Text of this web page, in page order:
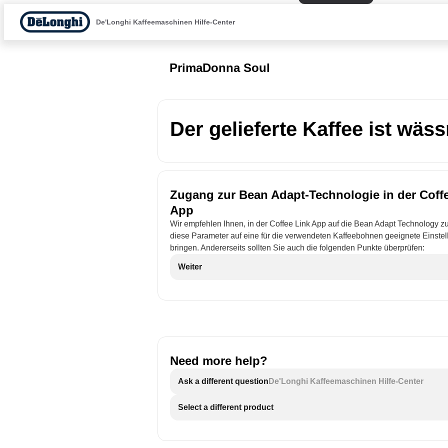
De'Longhi Kaffeemaschinen Hilfe-Center
PrimaDonna Soul
Der gelieferte Kaffee ist
Zugang zur Bean Adapt-Technologie in der
App
Wir empfehlen Ihnen, in der Coffee Link App auf die Bean Adapt Technology
diese Parameter auf eine für die verwendeten Kaffeebohnen geeignete
bringen. Andererseits sollten Sie auch die folgenden Punkte überprüfen:
Weiter
Need more help?
Ask a different question De'Longhi Kaffeemaschinen Hilfe-Center
Select a different product